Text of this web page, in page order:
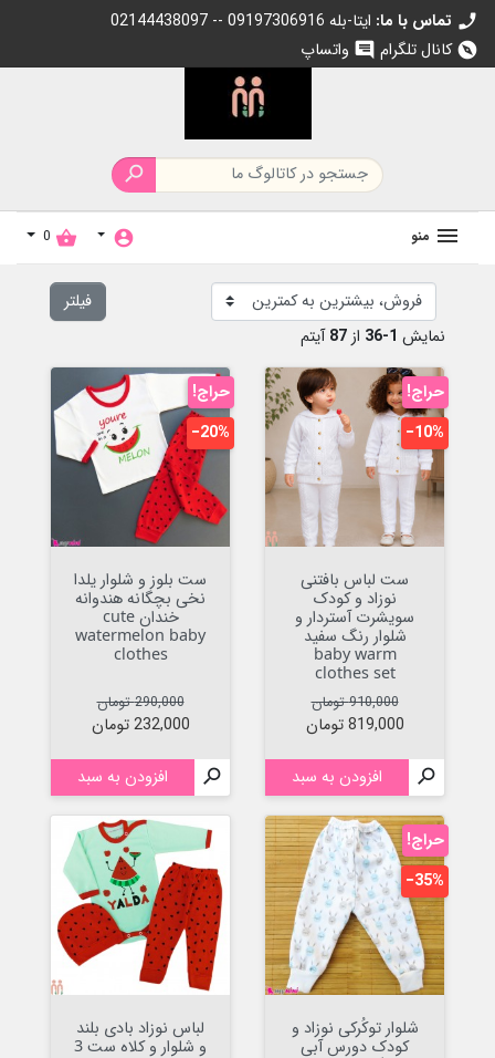
call تماس با ما: 02144438097 -- 09197306916 ایتا-بله
explore کانال تلگرام chat واتساپ

منو account_circle
shopping_basket
0
فیلتر
نمایش 1-36 از87آیتم
ست لباس بافتنی
نوزاد و کودک
سویشرت آستردار و
شلوار رنگ سفید
baby warm
clothes set
قیمت عادی
910,000 تومان
قیمت
819,000 تومان
 افزودن به سبد
حراج!
‎−10%
ست بلوز و شلوار یلدا
نخی بچگانه هندوانه
خندان cute
watermelon baby
clothes
قیمت عادی
290,000 تومان
قیمت
232,000 تومان
 افزودن به سبد
حراج!
‎−20%
شلوار توکُرکی نوزاد و
کودک دورس آبی
حراج!
‎−35%
لباس نوزاد بادی بلند
و شلوار و کلاه ست 3